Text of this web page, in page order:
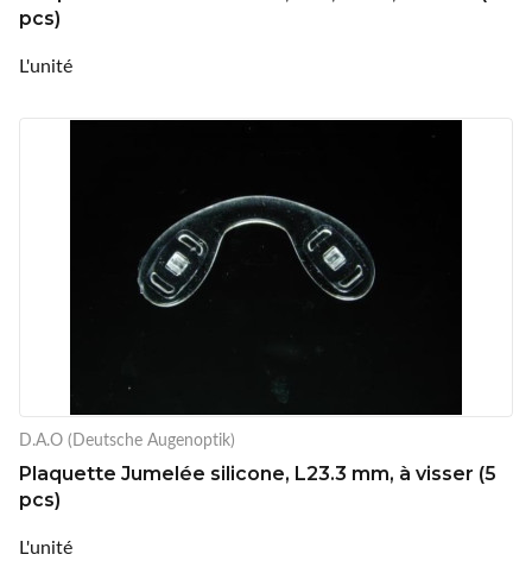
pcs)
L'unité
D.A.O (Deutsche Augenoptik)
Plaquette Jumelée silicone, L23.3 mm, à visser (5
pcs)
L'unité